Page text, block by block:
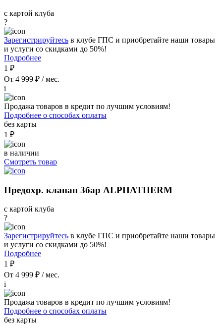
с картой клуба
?
Зарегистрируйтесь в клубе ГПС и приобретайте наши товары
и услуги со скидками до 50%!
Подробнее
1 ₽
От 4 999 ₽ / мес.
i
Продажа товаров в кредит по лучшим условиям!
Подробнее о способах оплаты
без карты
1 ₽
в наличии
Смотреть товар
Предохр. клапан 3бар ALPHATHERM
с картой клуба
?
Зарегистрируйтесь в клубе ГПС и приобретайте наши товары
и услуги со скидками до 50%!
Подробнее
1 ₽
От 4 999 ₽ / мес.
i
Продажа товаров в кредит по лучшим условиям!
Подробнее о способах оплаты
без карты